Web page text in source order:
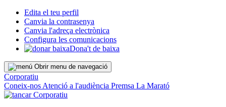
Edita el teu perfil
Canvia la contrasenya
Canvia l'adreça electrònica
Configura les comunicacions
Dona't de baixa
Obrir menu de navegació
Corporatiu
Coneix-nos Atenció a l'audiència Premsa La Marató
Corporatiu